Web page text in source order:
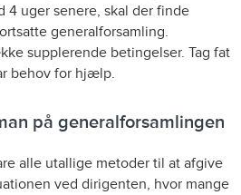
4 uger senere, skal der finde
generalforsamling.
supplerende betingelser. Tag fat
behov for hjælp.
på generalforsamlingen
alle utallige metoder til at afgive
ved dirigenten, hvor mange